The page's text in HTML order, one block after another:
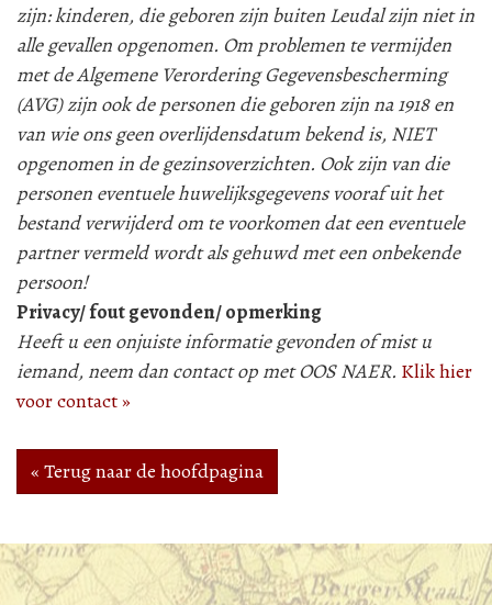
zijn: kinderen, die geboren zijn buiten Leudal zijn niet in
alle gevallen opgenomen. Om problemen te vermijden
met de Algemene Verordering Gegevensbescherming
(AVG) zijn ook de personen die geboren zijn na 1918 en
van wie ons geen overlijdensdatum bekend is, NIET
opgenomen in de gezinsoverzichten. Ook zijn van die
personen eventuele huwelijksgegevens vooraf uit het
bestand verwijderd om te voorkomen dat een eventuele
partner vermeld wordt als gehuwd met een onbekende
persoon!
Privacy/ fout gevonden/ opmerking
Heeft u een onjuiste informatie gevonden of mist u
iemand, neem dan contact op met OOS NAER. Klik hier
voor contact »
« Terug naar de hoofdpagina